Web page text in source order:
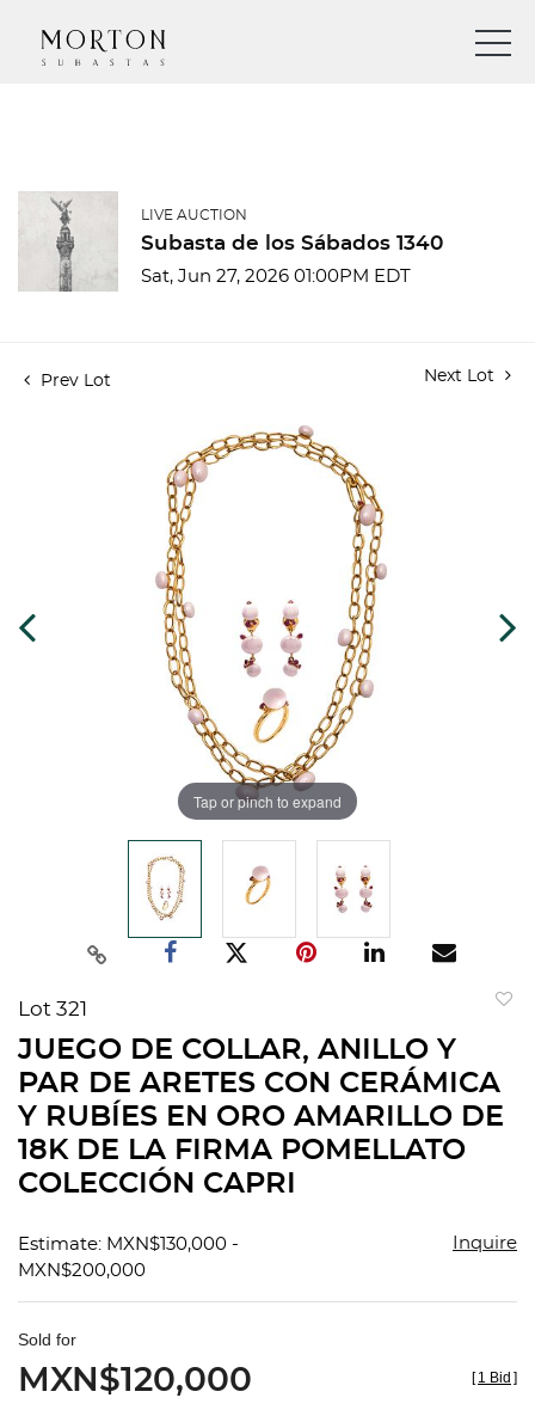
LIVE AUCTION
Subasta de los Sábados 1340
Sat, Jun 27, 2026 01:00PM EDT
Prev Lot Next Lot
Tap or pinch to expand
Lot 321
JUEGO DE COLLAR, ANILLO Y
PAR DE ARETES CON CERÁMICA
Y RUBÍES EN ORO AMARILLO DE
18K DE LA FIRMA POMELLATO
COLECCIÓN CAPRI
Estimate: MXN$130,000 -
MXN$200,000
Inquire
Sold for
MXN$120,000 [ 1 Bid ]